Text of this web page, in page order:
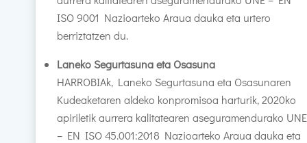
ISO 9001 Nazioarteko Araua dauka eta urtero
berriztatzen du.
Laneko Segurtasuna eta Osasuna
HARROBIAk, Laneko Segurtasuna eta Osasunaren
Kudeaketaren aldeko konpromisoa harturik, 2020ko
apiriletik aurrera kalitatearen aseguramendurako UNE
– EN ISO 45.001:2018 Nazioarteko Araua dauka eta